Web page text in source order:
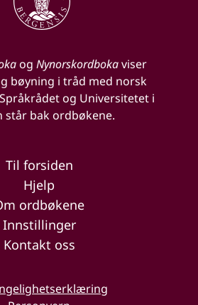
og Nynorskordbokaviser
bøyning i tråd med norsk
og Universitetet i
står bak ordbøkene.
Til forsiden
Hjelp
ordbøkene
Innstillinger
Kontakt oss